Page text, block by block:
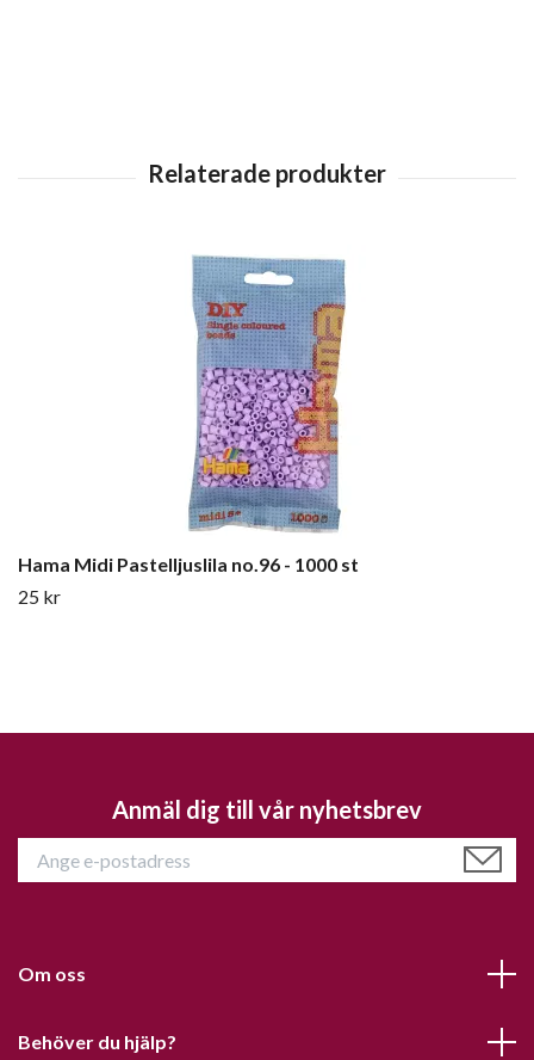
Hama Midi Pastelljuslila no.96 - 1000 st
25 kr
Anmäl dig till vår nyhetsbrev
Om oss
Behöver du hjälp?